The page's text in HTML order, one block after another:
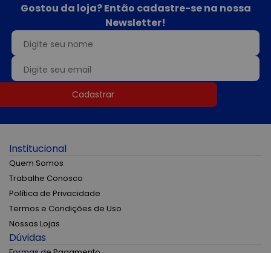
Gostou da loja? Então cadastre-se na nossa
Newsletter!
Cadastrar
Institucional
Quem Somos
Trabalhe Conosco
Política de Privacidade
Termos e Condições de Uso
Nossas Lojas
Dúvidas